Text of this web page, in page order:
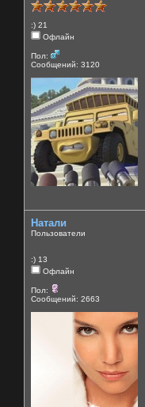
:) 21
Офлайн
Пол:
Сообщений: 3120
Натали
Пользователи
:) 13
Офлайн
Пол:
Сообщений: 2663